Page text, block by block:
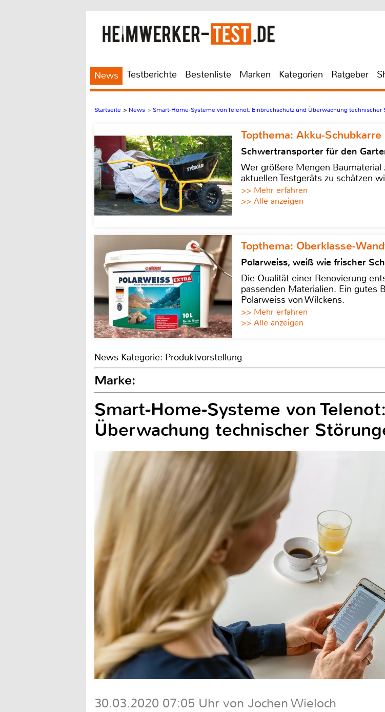
News Testberichte Bestenliste Marken Kategorien Ratgeber
Startseite > News > Smart-Home-Systeme von Telenot: Einbruchschutz und Überwachung technischer
Topthema: Akku-
Schwertransporter für den
Wer größere Mengen
aktuellen Testgeräts zu schätzen
>> Mehr erfahren
>> Alle anzeigen
Topthema: Oberklasse-
Polarweiss, weiß wie frischer
Die Qualität einer Renovierung
passenden Materialien. Ein gutes
Polarweiss von Wilckens.
>> Mehr erfahren
>> Alle anzeigen
News Kategorie: Produktvorstellung
Marke:
Smart-Home-Systeme von
Überwachung technischer
30.03.2020 07:05 Uhr von Jochen Wieloch